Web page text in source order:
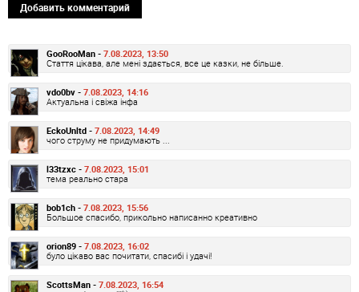
Добавить комментарий
GooRooMan - 7.08.2023, 13:50
Стаття цікава, але мені здається, все це казки, не більше.
vdo0bv - 7.08.2023, 14:16
Актуальна і свіжа інфа
EckoUnltd - 7.08.2023, 14:49
чого струму не придумають ...
l33tzxc - 7.08.2023, 15:01
тема реально стара
bob1ch - 7.08.2023, 15:56
Большое спасибо, прикольно написанно креативно
orion89 - 7.08.2023, 16:02
було цікаво вас почитати, спасибі і удачі!
ScottsMan - 7.08.2023, 16:54